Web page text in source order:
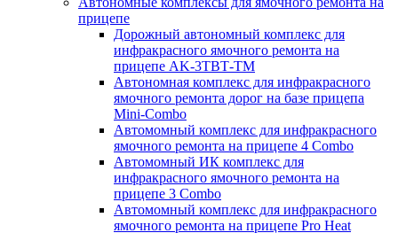
прицепе
Дорожный автономный комплекс для
инфракрасного ямочного ремонта на
прицепе AK-3ТВТ-ТМ
Автономная комплекс для инфракрасного
ямочного ремонта дорог на базе прицепа
Mini-Combo
Автомомный комплекс для инфракрасного
ямочного ремонта на прицепе 4 Combo
Автомомный ИК комплекс для
инфракрасного ямочного ремонта на
прицепе 3 Combo
Автомомный комплекс для инфракрасного
ямочного ремонта на прицепе Pro Heat